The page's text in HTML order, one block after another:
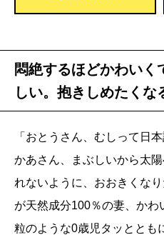
悶絶するほどかわいく
しい。抱きしめたくな
「おとうさん、むしって日
かあさん、まぶしいから太
れないように、おおきくな
が天然成分100％の妻、か
粒のような0歳児タッととも